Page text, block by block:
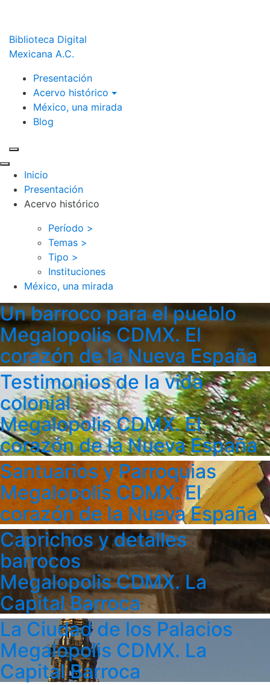
Biblioteca Digital
Mexicana A.C.
Presentación
Acervo histórico
México, una mirada
Blog
Inicio
Presentación
Acervo histórico
Período >
Temas >
Tipo >
Instituciones
México, una mirada
Un barroco para el pueblo
Megalopolis CDMX. El
corazón de la Nueva España
Testimonios de la vida
colonial
Megalopolis CDMX. El
corazón de la Nueva España
Santuarios y Parroquias
Megalopolis CDMX. El
corazón de la Nueva España
Caprichos y detalles
barrocos
Megalopolis CDMX. La
Capital Barroca
La Ciudad de los Palacios
Megalopolis CDMX. La
Capital Barroca